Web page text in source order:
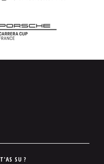
T'AS SU ?